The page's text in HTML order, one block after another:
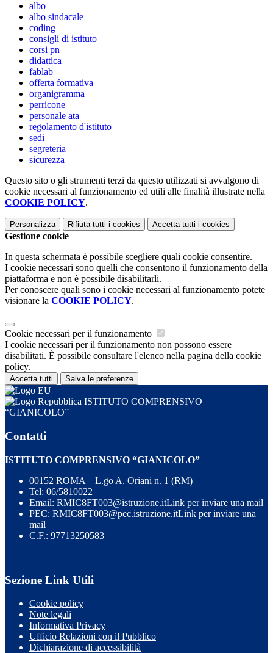
albo
albo sindacale
coding
consigli di istituto
corsi pn
didattica
fablab
offerta formativa
organigramma
perricone
personale ata
regolamento d'istituto
sedi
segreteria
sicurezza
Questo sito o gli strumenti terzi da questo utilizzati si avvalgono di
cookie necessari al funzionamento ed utili alle finalità illustrate nella
COOKIE POLICY.
Personalizza Rifiuta tutti i cookies Accetta tutti i cookies
Gestione cookie
In questa schermata è possibile scegliere quali cookie consentire.
I cookie necessari sono quelli che consentono il funzionamento della
piattaforma e non è possibile disabilitarli.
Per conoscere quali sono i cookie necessari al funzionamento potete
visionare la COOKIE POLICY.
Cookie necessari per il funzionamento
I cookie necessari per il funzionamento non possono essere
disabilitati. È possibile consultare l'elenco nella pagina della cookie
policy.
Accetta tutti Salva le preferenze
ISTITUTO COMPRENSIVO
“GIANICOLO”
Contatti
ISTITUTO COMPRENSIVO “GIANICOLO”
00152 ROMA – L.go A. Oriani n. 1 (RM)
Tel: 06/5810022
Email: RMIC8FT003@istruzione.itLink per inviare una mail
PEC: RMIC8FT003@pec.istruzione.itLink per inviare una
mail
C.F.: 97713250583
Sezione Link Utili
Cookie policy
Note legali
Informativa Privacy
Ufficio Relazioni con il Pubblico
Dichiarazione di accessibilità